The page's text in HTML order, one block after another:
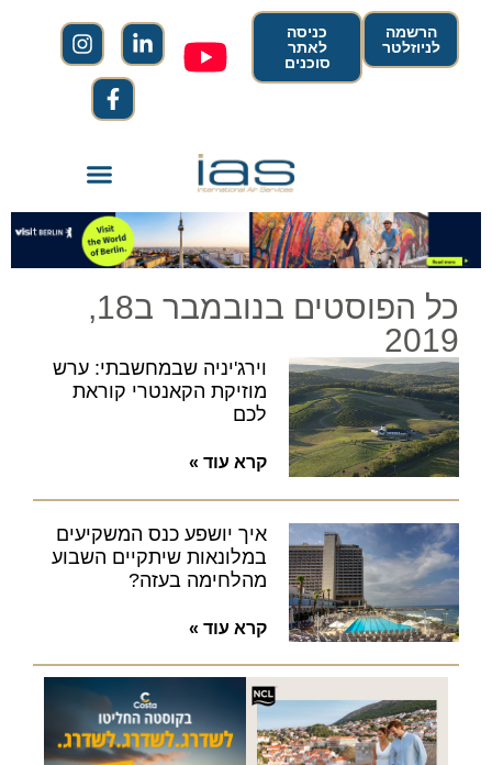
הרשמה
לניוזלטר
כניסה
לאתר
סוכנים
כל הפוסטים בנובמבר ב18,
2019
וירג'יניה שבמחשבתי: ערש
מוזיקת הקאנטרי קוראת
לכם
קרא עוד »
איך יושפע כנס המשקיעים
במלונאות שיתקיים השבוע
מהלחימה בעזה?
קרא עוד »